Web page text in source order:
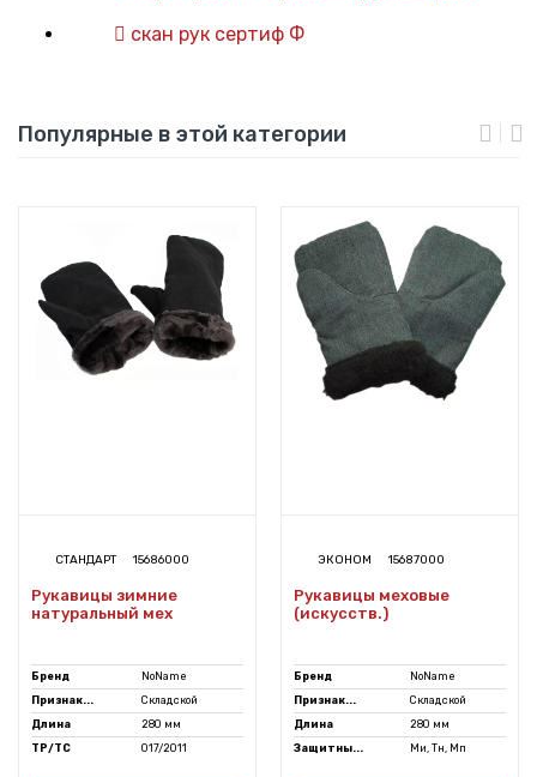
скан рук сертиф Ф
Популярные в этой категории
СТАНДАРТ 15686000
Рукавицы зимние
натуральный мех
Бренд
NoName
Признак...
Складской
Длина
280 мм
ТР/ТС
017/2011
ЭКОНОМ 15687000
Рукавицы меховые
(искусств.)
Бренд
NoName
Признак...
Складской
Длина
280 мм
Защитны...
Ми, Тн, Мп